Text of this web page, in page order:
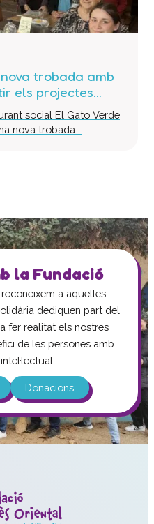
trobada amb
els projectes...
social El Gato Verde
nova trobada...
la Fundació
a aquelles
dediquen part del
fer realitat els nostres
de les persones amb
Donacions